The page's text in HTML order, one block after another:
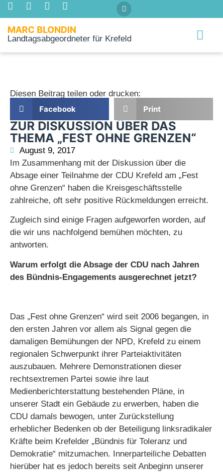
MARC BLONDIN
Landtagsabgeordneter für Krefeld
ZUR DISKUSSION ÜBER DAS
THEMA „FEST OHNE GRENZEN“
August 9, 2017
Im Zusammenhang mit der Diskussion über die
Absage einer Teilnahme der CDU Krefeld am „Fest
ohne Grenzen“ haben die Kreisgeschäftsstelle
zahlreiche, oft sehr positive Rückmeldungen erreicht.
Zugleich sind einige Fragen aufgeworfen worden, auf
die wir uns nachfolgend bemühen möchten, zu
antworten.
Warum erfolgt die Absage der CDU nach Jahren
des Bündnis-Engagements ausgerechnet jetzt?
Das „Fest ohne Grenzen“ wird seit 2006 begangen, in
den ersten Jahren vor allem als Signal gegen die
damaligen Bemühungen der NPD, Krefeld zu einem
regionalen Schwerpunkt ihrer Parteiaktivitäten
auszubauen. Mehrere Demonstrationen dieser
rechtsextremen Partei sowie ihre laut
Medienberichterstattung bestehenden Pläne, in
unserer Stadt ein Gebäude zu erwerben, haben die
CDU damals bewogen, unter Zurückstellung
erheblicher Bedenken ob der Beteiligung linksradikaler
Kräfte beim Krefelder „Bündnis für Toleranz und
Demokratie“ mitzumachen. Innerparteiliche Debatten
hierüber hat es jedoch bereits seit Anbeginn unserer
Diesen Beitrag teilen oder drucken:
Facebook
Print